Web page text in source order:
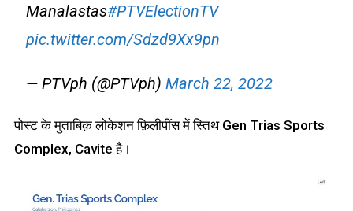
Manalastas#PTVElectionTV
pic.twitter.com/Sdzd9Xx9pn
— PTVph (@PTVph) March 22, 2022
पोस्ट के मुताबिक़ लोकेशन फ़िलीपींस में स्तिथ Gen Trias Sports
Complex, Cavite है।